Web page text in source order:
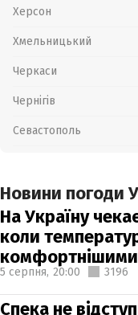
Херсон
Хмельницький
Черкаси
Чернігів
Севастополь
Новини погоди
На Україну
коли
комфортнішими
5 серпня, 20:00 3196
Спека не